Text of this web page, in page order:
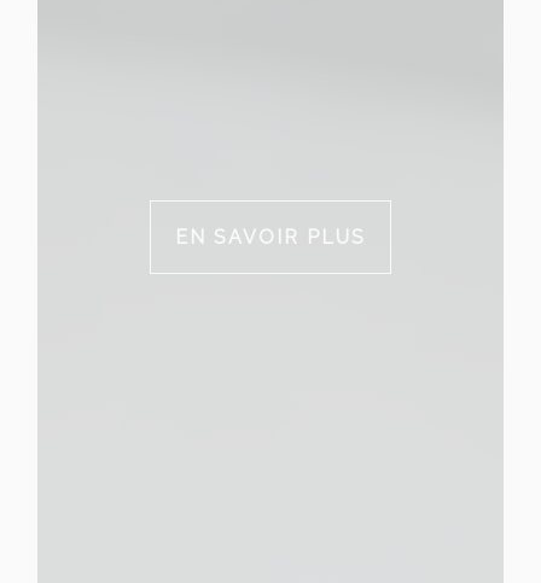
EN SAVOIR PLUS